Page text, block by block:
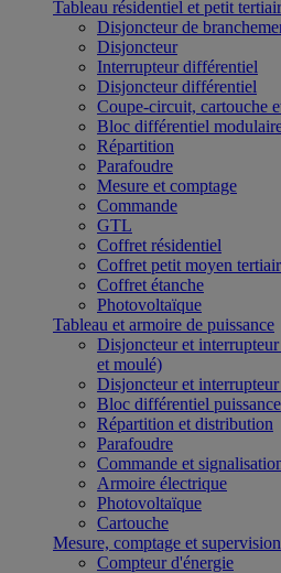
Tableau résidentiel et petit
Disjoncteur de
Disjoncteur
Interrupteur différentiel
Disjoncteur différentiel
Coupe-circuit, cartouche
Bloc différentiel
Répartition
Parafoudre
Mesure et comptage
Commande
GTL
Coffret résidentiel
Coffret petit moyen
Coffret étanche
Photovoltaïque
Tableau et armoire de puissance
Disjoncteur et
et moulé)
Disjoncteur et
Bloc différentiel
Répartition et distribution
Parafoudre
Commande et
Armoire électrique
Photovoltaïque
Cartouche
Mesure, comptage et supervision
Compteur d'énergie